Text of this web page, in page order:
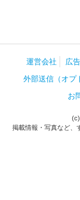
運営会社 広
外部送信（オプ
お
掲載情報・写真など、